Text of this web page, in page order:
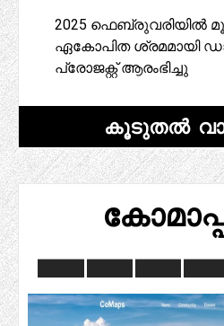
2025 ഫെബ്രുവരിയിൽ
ഏകോപിത ശ്രമമായി
പ്രോജക്റ്റ് ആരംഭിച്ചു
കൂടുതൽ